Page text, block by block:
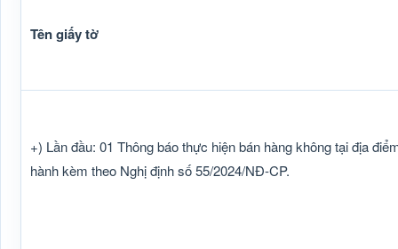
Tên giấy tờ
+) Lần đầu: 01 Thông báo thực hiện bán hàng không tại địa
hành kèm theo Nghị định số 55/2024/NĐ-CP.